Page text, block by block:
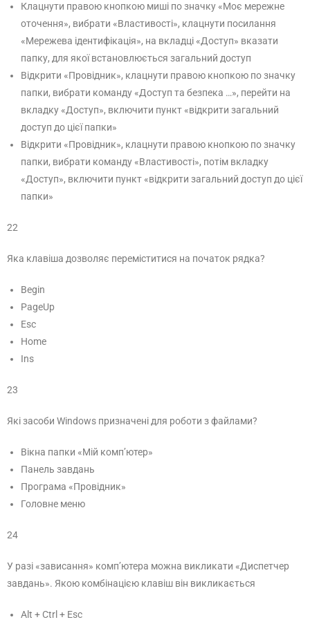
Клацнути правою кнопкою миші по значку «Моє мережне
оточення», вибрати «Властивості», клацнути посилання
«Мережева ідентифікація», на вкладці «Доступ» вказати
папку, для якої встановлюється загальний доступ
Відкрити «Провідник», клацнути правою кнопкою по значку
папки, вибрати команду «Доступ та безпека …», перейти на
вкладку «Доступ», включити пункт «відкрити загальний
доступ до цієї папки»
Відкрити «Провідник», клацнути правою кнопкою по значку
папки, вибрати команду «Властивості», потім вкладку
«Доступ», включити пункт «відкрити загальний доступ до цієї
папки»
22
Яка клавіша дозволяє переміститися на початок рядка?
Begin
PageUp
Esc
Home
Ins
23
Які засоби Windows призначені для роботи з файлами?
Вікна папки «Мій комп’ютер»
Панель завдань
Програма «Провідник»
Головне меню
24
У разі «зависання» комп’ютера можна викликати «Диспетчер
завдань». Якою комбінацією клавіш він викликається
Alt + Ctrl + Esc